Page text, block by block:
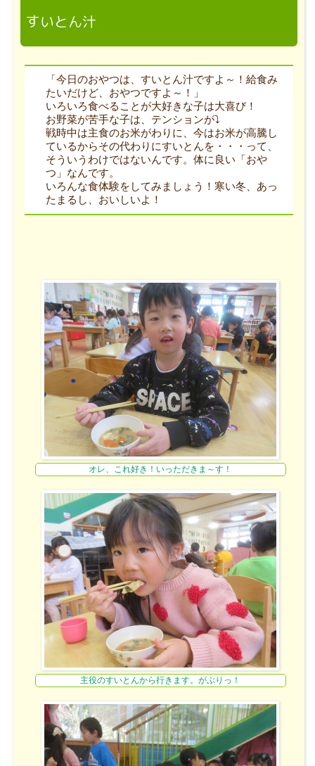
すいとん汁
「今日のおやつは、すいとん汁ですよ～！給食み
たいだけど、おやつですよ～！」
いろいろ食べることが大好きな子は大喜び！
お野菜が苦手な子は、テンションが⤵
戦時中は主食のお米がわりに、今はお米が高騰し
ているからその代わりにすいとんを・・・って、
そういうわけではないんです。体に良い「おや
つ」なんです。
いろんな食体験をしてみましょう！寒い冬、あっ
たまるし、おいしいよ！
オレ、これ好き！いっただきま～す！
主役のすいとんから行きます。がぶりっ！